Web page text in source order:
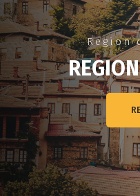
Region